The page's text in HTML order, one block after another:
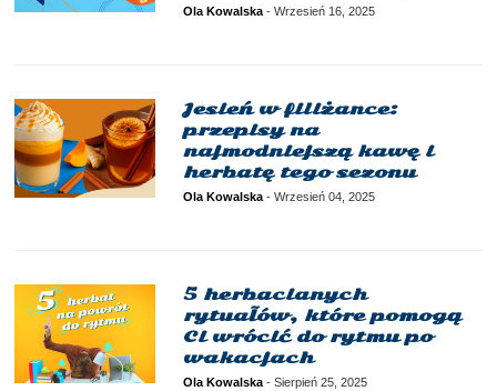
Ola Kowalska - Wrzesień 16, 2025
Jesień w filiżance:
przepisy na
najmodniejszą kawę i
herbatę tego sezonu
Ola Kowalska - Wrzesień 04, 2025
5 herbacianych
rytuałów, które pomogą
Ci wrócić do rytmu po
wakacjach
Ola Kowalska - Sierpień 25, 2025